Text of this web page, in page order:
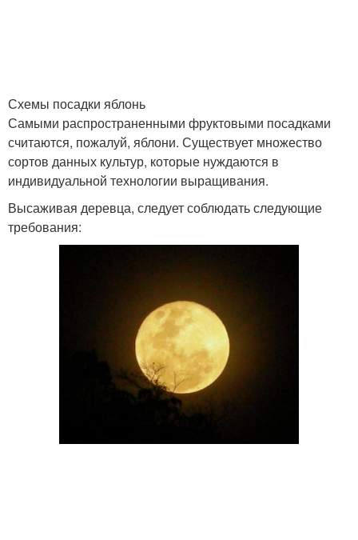
Схемы посадки яблонь
Самыми распространенными фруктовыми посадками
считаются, пожалуй, яблони. Существует множество
сортов данных культур, которые нуждаются в
индивидуальной технологии выращивания.
Высаживая деревца, следует соблюдать следующие
требования: